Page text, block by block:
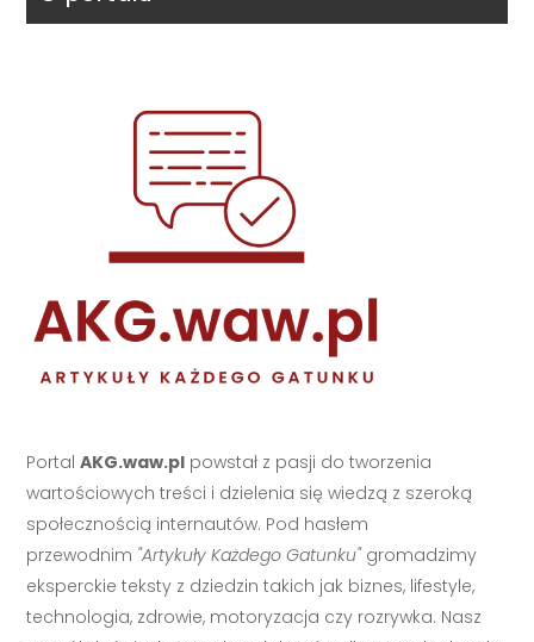
PortalAKG.waw.pl powstał z pasji do tworzenia
wartościowych treści i dzielenia się wiedzą z szeroką
społecznością internautów. Pod hasłem
przewodnim "Artykuły Każdego Gatunku"gromadzimy
eksperckie teksty z dziedzin takich jak biznes, lifestyle,
technologia, zdrowie, motoryzacja czy rozrywka. Nasz